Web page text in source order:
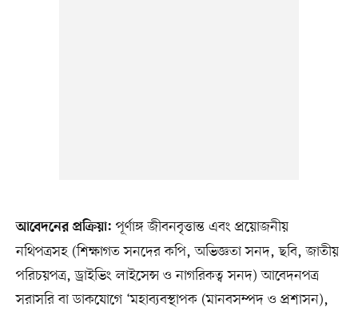
আবেদনের প্রক্রিয়া: পূর্ণাঙ্গ জীবনবৃত্তান্ত এবং প্রয়োজনীয়
নথিপত্রসহ (শিক্ষাগত সনদের কপি, অভিজ্ঞতা সনদ, ছবি, জাতীয়
পরিচয়পত্র, ড্রাইভিং লাইসেন্স ও নাগরিকত্ব সনদ) আবেদনপত্র
সরাসরি বা ডাকযোগে ‘মহাব্যবস্থাপক (মানবসম্পদ ও প্রশাসন),